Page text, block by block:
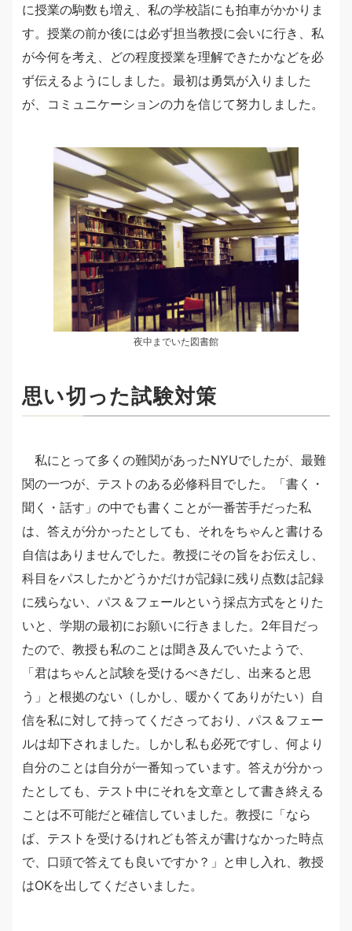
に授業の駒数も増え、私の学校詣にも拍車がかかりま
す。授業の前か後には必ず担当教授に会いに行き、私
が今何を考え、どの程度授業を理解できたかなどを必
ず伝えるようにしました。最初は勇気が入りました
が、コミュニケーションの力を信じて努力しました。
夜中までいた図書館
思い切った試験対策
私にとって多くの難関があったNYUでしたが、最難
関の一つが、テストのある必修科目でした。「書く・
聞く・話す」の中でも書くことが一番苦手だった私
は、答えが分かったとしても、それをちゃんと書ける
自信はありませんでした。教授にその旨をお伝えし、
科目をパスしたかどうかだけが記録に残り点数は記録
に残らない、パス＆フェールという採点方式をとりた
いと、学期の最初にお願いに行きました。2年目だっ
たので、教授も私のことは聞き及んでいたようで、
「君はちゃんと試験を受けるべきだし、出来ると思
う」と根拠のない（しかし、暖かくてありがたい）自
信を私に対して持ってくださっており、パス＆フェー
ルは却下されました。しかし私も必死ですし、何より
自分のことは自分が一番知っています。答えが分かっ
たとしても、テスト中にそれを文章として書き終える
ことは不可能だと確信していました。教授に「なら
ば、テストを受けるけれども答えが書けなかった時点
で、口頭で答えても良いですか？」と申し入れ、教授
はOKを出してくださいました。